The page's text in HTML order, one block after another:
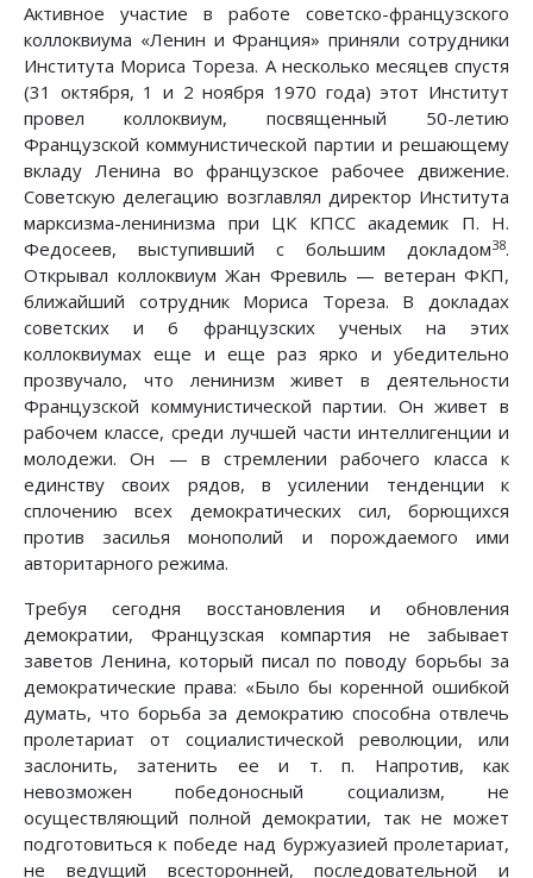
Активное участие в работе советско-французского
коллоквиума «Ленин и Франция» приняли сотрудники
Института Мориса Тореза. А несколько месяцев спустя
(31 октября, 1 и 2 ноября 1970 года) этот Институт
провел коллоквиум, посвященный 50-летию
Французской коммунистической партии и решающему
вкладу Ленина во французское рабочее движение.
Советскую делегацию возглавлял директор Института
марксизма-ленинизма при ЦК КПСС академик П. Н.
Федосеев, выступивший с большим докладом38.
Открывал коллоквиум Жан Фревиль — ветеран ФКП,
ближайший сотрудник Мориса Тореза. В докладах
советских и 6 французских ученых на этих
коллоквиумах еще и еще раз ярко и убедительно
прозвучало, что ленинизм живет в деятельности
Французской коммунистической партии. Он живет в
рабочем классе, среди лучшей части интеллигенции и
молодежи. Он — в стремлении рабочего класса к
единству своих рядов, в усилении тенденции к
сплочению всех демократических сил, борющихся
против засилья монополий и порождаемого ими
авторитарного режима.
Требуя сегодня восстановления и обновления
демократии, Французская компартия не забывает
заветов Ленина, который писал по поводу борьбы за
демократические права: «Было бы коренной ошибкой
думать, что борьба за демократию способна отвлечь
пролетариат от социалистической революции, или
заслонить, затенить ее и т. п. Напротив, как
невозможен победоносный социализм, не
осуществляющий полной демократии, так не может
подготовиться к победе над буржуазией пролетариат,
не ведущий всесторонней, последовательной и